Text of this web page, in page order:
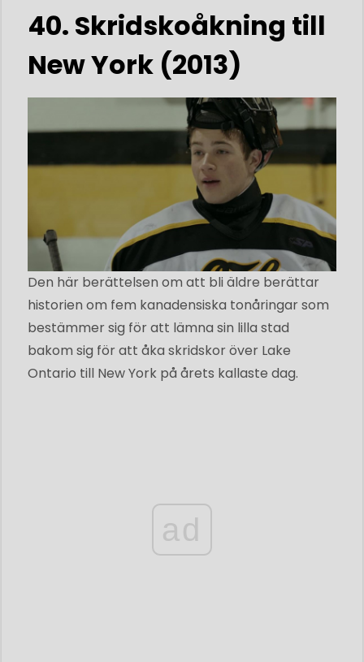
40. Skridskoåkning till
New York (2013)
Den här berättelsen om att bli äldre berättar
historien om fem kanadensiska tonåringar som
bestämmer sig för att lämna sin lilla stad
bakom sig för att åka skridskor över Lake
Ontario till New York på årets kallaste dag.
ad